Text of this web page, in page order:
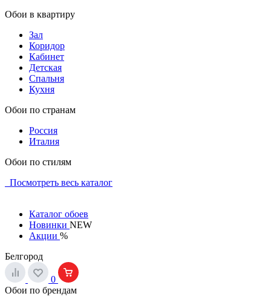
Обои в квартиру
Зал
Коридор
Кабинет
Детская
Спальня
Кухня
Обои по странам
Россия
Италия
Обои по стилям
Посмотреть весь каталог
Каталог обоев
Новинки NEW
Акции %
Белгород
0
Обои по брендам